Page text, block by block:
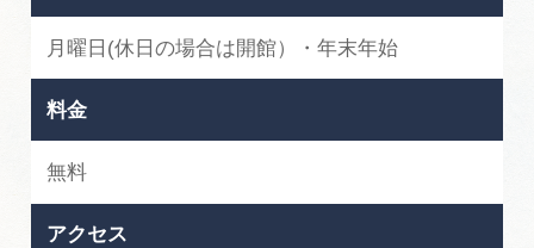
月曜日(休日の場合は開館）・年末年始
料金
無料
アクセス